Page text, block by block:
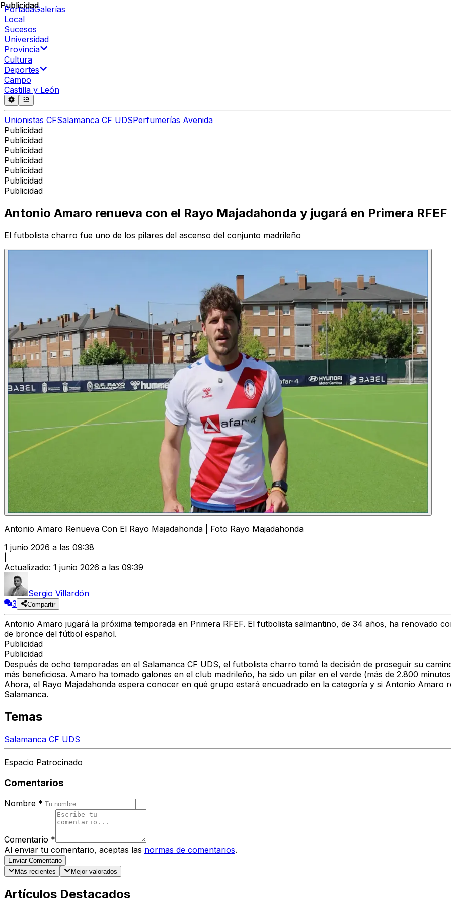
PortadaGalerías
Local
Sucesos
Universidad
Provincia
Cultura
Deportes
Campo
Castilla y León
Unionistas CFSalamanca CF UDSPerfumerías Avenida
Publicidad
Publicidad
Publicidad
Publicidad
Publicidad
Publicidad
Publicidad
Publicidad
Antonio Amaro renueva con el Rayo Majadahonda y jugará en Primera RFEF
El futbolista charro fue uno de los pilares del ascenso del conjunto madrileño
Antonio Amaro Renueva Con El Rayo Majadahonda | Foto Rayo Majadahonda
1 junio 2026 a las 09:38
Actualizado: 1 junio 2026 a las 09:39
Sergio Villardón
3
Compartir
Antonio Amaro jugará la próxima temporada en Primera RFEF. El futbolista salmantino, de 34 años, ha renovado
de bronce del fútbol español.
Publicidad
Publicidad
Después de ocho temporadas en el Salamanca CF UDS, el futbolista charro tomó la decisión de proseguir su
más beneficiosa. Amaro ha tomado galones en el club madrileño, ha sido un pilar en el verde (más de 2.800
Ahora, el Rayo Majadahonda espera conocer en qué grupo estará encuadrado en la categoría y si Antonio Amaro
Salamanca.
Temas
Salamanca CF UDS
Espacio Patrocinado
Comentarios
Nombre *
Comentario *
Al enviar tu comentario, aceptas las normas de comentarios.
Enviar Comentario
Más recientes
Mejor valorados
Artículos Destacados
Publicidad